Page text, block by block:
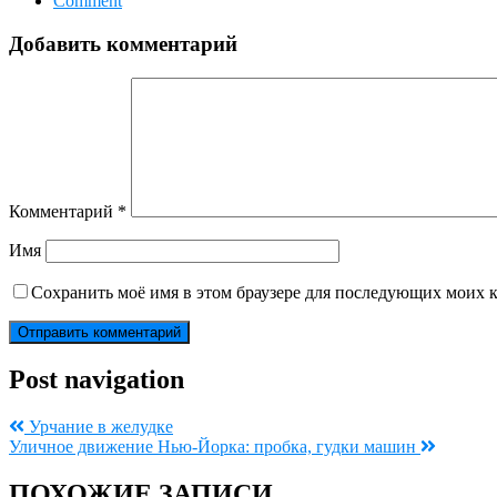
Добавить комментарий
Комментарий *
Имя
Сохранить моё имя в этом браузере для последующих моих
Post navigation
Урчание в желудке
Уличное движение Нью-Йорка: пробка, гудки машин